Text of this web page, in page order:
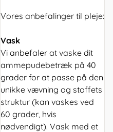
Vores anbefalinger til pleje:
Vask
Vi anbefaler at vaske dit
ammepudebetræk på 40
grader for at passe på den
unikke vævning og stoffets
struktur (kan vaskes ved
60 grader, hvis
nødvendigt). Vask med et